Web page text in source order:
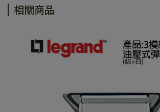
相關商品